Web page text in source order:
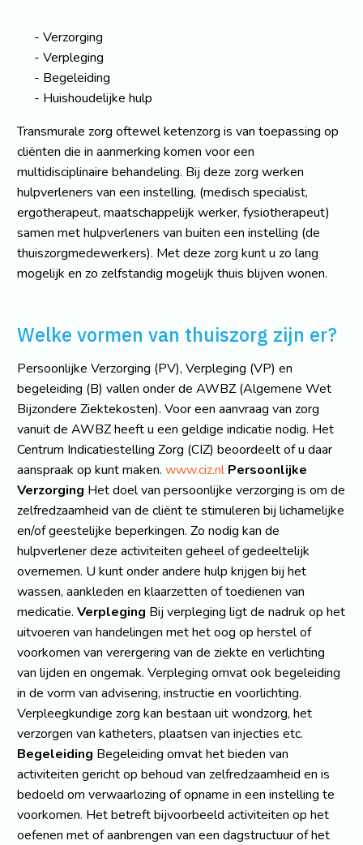
Verzorging
Verpleging
Begeleiding
Huishoudelijke hulp
Transmurale zorg oftewel ketenzorg is van toepassing op
cliënten die in aanmerking komen voor een
multidisciplinaire behandeling. Bij deze zorg werken
hulpverleners van een instelling, (medisch specialist,
ergotherapeut, maatschappelijk werker, fysiotherapeut)
samen met hulpverleners van buiten een instelling (de
thuiszorgmedewerkers). Met deze zorg kunt u zo lang
mogelijk en zo zelfstandig mogelijk thuis blijven wonen.
Welke vormen van thuiszorg zijn er?
Persoonlijke Verzorging (PV), Verpleging (VP) en
begeleiding (B) vallen onder de AWBZ (Algemene Wet
Bijzondere Ziektekosten). Voor een aanvraag van zorg
vanuit de AWBZ heeft u een geldige indicatie nodig. Het
Centrum Indicatiestelling Zorg (CIZ) beoordeelt of u daar
aanspraak op kunt maken. www.ciz.nl Persoonlijke
Verzorging Het doel van persoonlijke verzorging is om de
zelfredzaamheid van de cliënt te stimuleren bij lichamelijke
en/of geestelijke beperkingen. Zo nodig kan de
hulpverlener deze activiteiten geheel of gedeeltelijk
overnemen. U kunt onder andere hulp krijgen bij het
wassen, aankleden en klaarzetten of toedienen van
medicatie. Verpleging Bij verpleging ligt de nadruk op het
uitvoeren van handelingen met het oog op herstel of
voorkomen van verergering van de ziekte en verlichting
van lijden en ongemak. Verpleging omvat ook begeleiding
in de vorm van advisering, instructie en voorlichting.
Verpleegkundige zorg kan bestaan uit wondzorg, het
verzorgen van katheters, plaatsen van injecties etc.
Begeleiding Begeleiding omvat het bieden van
activiteiten gericht op behoud van zelfredzaamheid en is
bedoeld om verwaarlozing of opname in een instelling te
voorkomen. Het betreft bijvoorbeeld activiteiten op het
oefenen met of aanbrengen van een dagstructuur of het